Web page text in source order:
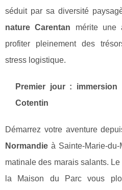
séduit par sa diversité
nature Carentan mérite une
profiter pleinement des
stress logistique.
Premier jour :
Cotentin
Démarrez votre aventure
Normandie à Sainte-Marie-
matinale des marais salants.
la Maison du Parc vous